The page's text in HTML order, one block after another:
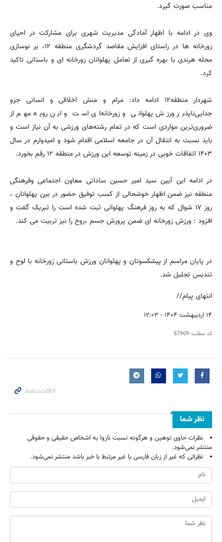
مناسب صورت گیرد.
وی در ادامه با اظهار آمادگی مدیریت شهری برای مشارکت در احیای
زورخانه ها در راستای افزایش مقاصد گردشگری منطقه ۱۲، بر نوسازی
محله هرندی با بهره گیری از تعامل پهلوانان زورخانه ای و باستانی تاکید
کرد.
شهردار منطقه۱۲ ادامه داد: مرام و منش اخلاقی و انسانی جزو
جدایی‌ناپذیر ورزش پهلوانی و زورخانه‌ای است و این رویه مهم از
ضروری‌ترین مواردی است که در تمام رشته‌های ورزشی به آن نیاز است و
باید نسبت به انتقال آن در جامعه اسلامی اقدام شود و امیدوارم در سال
۱۴۰۳ اتفاقات خوبی در زمینه توسعه این ورزش در منطقه ۱۲ رقم بخورد.
در ادامه این آیین سید امیر حسین ساداتی معاون اجتماعی وفرهنگی
منطقه نیز ضمن اظهار خوشحالی از کسب توفیق حضور در بین پهلوانان ،
روز ۱۷ شوال که به روز فرهنگ پهلوانی ثبت شده است را تبریک گفت و
افزود : ورزش زورخانه ای ضمن پرورش جسم ،روح را نیز تربیت می کند.
در پایان مراسم از پیشکسوتان و پهلوانان ورزش باستانی زورخانه با لوح و
تندیس تجلیل شد.
انتهای پیام//
۱۴ اردیبهشت ۱۴۰۴ - ۱۲:۰۳
کد مطلب: 67909
نظر شما
نظرات حاوی توهین و هرگونه نسبت ناروا به اشخاص حقیقی و حقوقی
منتشر نمی‌شود.
نظراتی که غیر از زبان فارسی یا غیر مرتبط با خبر باشد منتشر نمی‌شود.